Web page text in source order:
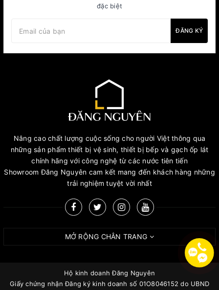
đặc biệt
ĐĂNG KÝ
Nâng cao chất lượng cuộc sống cho người Việt thông qua
những sản phẩm thiết bị vệ sinh, thiết bị bếp và gạch ốp lát
chính hãng với công nghệ từ các nước tiên tiến
Showroom Đăng Nguyên cam kết mang đến khách hàng những
trải nghiệm tuyệt vời nhất
MỞ RỘNG CHÂN TRANG
Hộ kinh doanh Đăng Nguyên
Giấy chứng nhận Đăng ký kinh doanh số 01O8046152 do UBND